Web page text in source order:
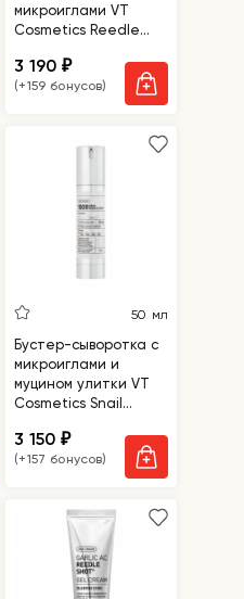
микроиглами VT
Cosmetics Reedle
3 190₽
(+159 бонусов)
50 мл
Бустер-сыворотка с
микроиглами и
муцином улитки VT
Cosmetics Snail
3 150₽
(+157 бонусов)